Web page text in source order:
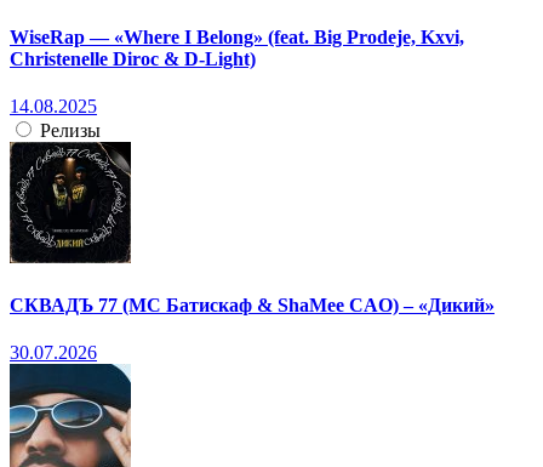
WiseRap — «Where I Belong» (feat. Big Prodeje, Kxvi,
Christenelle Diroc & D-Light)
14.08.2025
Релизы
СКВАДЪ 77 (МС Батискаф & ShaMee CAO) – «Дикий»
30.07.2026